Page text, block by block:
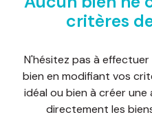
d'honoraires
contacter
critères
N'hésitez pas à
bien en modifiant vos
idéal ou bien à créer
directement les